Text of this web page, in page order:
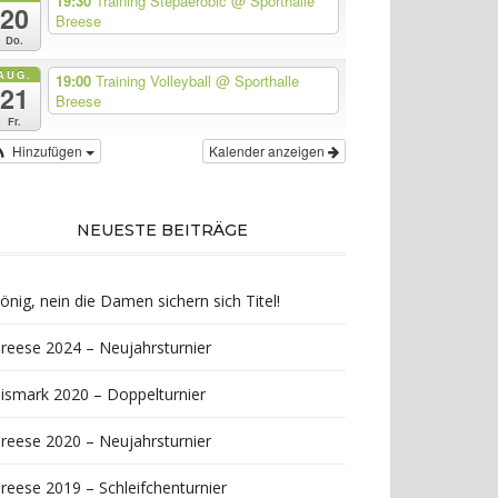
20
Do.
Breese
21
Fr.
19:00 Training Volleyball @ Sporthalle
Breese
Kalender anzeigen
Hinzufügen
NEUESTE BEITRÄGE
nein die Damen sichern sich Titel!
2024 – Neujahrsturnier
2020 – Doppelturnier
2020 – Neujahrsturnier
2019 – Schleifchenturnier